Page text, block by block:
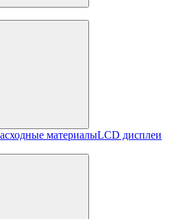
материалыLCD дисплеи